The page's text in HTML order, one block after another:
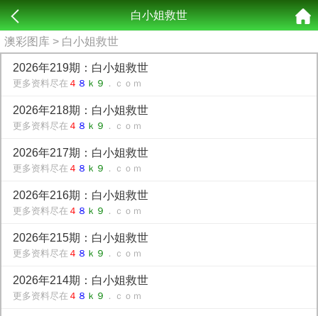
白小姐救世
澳彩图库 > 白小姐救世
2026年219期：白小姐救世
更多资料尽在 ４ ８ ｋ９ ．ｃｏｍ
2026年218期：白小姐救世
更多资料尽在 ４ ８ ｋ９ ．ｃｏｍ
2026年217期：白小姐救世
更多资料尽在 ４ ８ ｋ９ ．ｃｏｍ
2026年216期：白小姐救世
更多资料尽在 ４ ８ ｋ９ ．ｃｏｍ
2026年215期：白小姐救世
更多资料尽在 ４ ８ ｋ９ ．ｃｏｍ
2026年214期：白小姐救世
更多资料尽在 ４ ８ ｋ９ ．ｃｏｍ